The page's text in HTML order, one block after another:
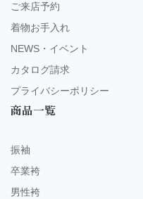
ご来店予約
着物お手入れ
NEWS・イベント
カタログ請求
プライバシーポリシー
商品一覧
振袖
卒業袴
男性袴